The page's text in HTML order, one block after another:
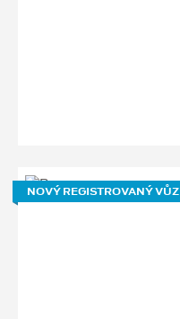
NOVÝ REGISTROVANÝ VŮZ